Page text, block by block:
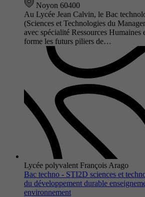
Noyon 60400
Au Lycée Jean Calvin, le Bac
(Sciences et Technologies du
avec spécialité Ressources Humaines
forme les futurs piliers de…
Lycée polyvalent François Arago
Bac techno - STI2D sciences et
du développement durable
environnement